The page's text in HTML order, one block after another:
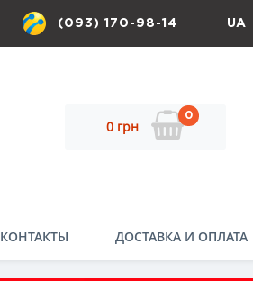
(093) 170-98-14 UA
0 грн
0
КОНТАКТЫ ДОСТАВКА И ОПЛАТА